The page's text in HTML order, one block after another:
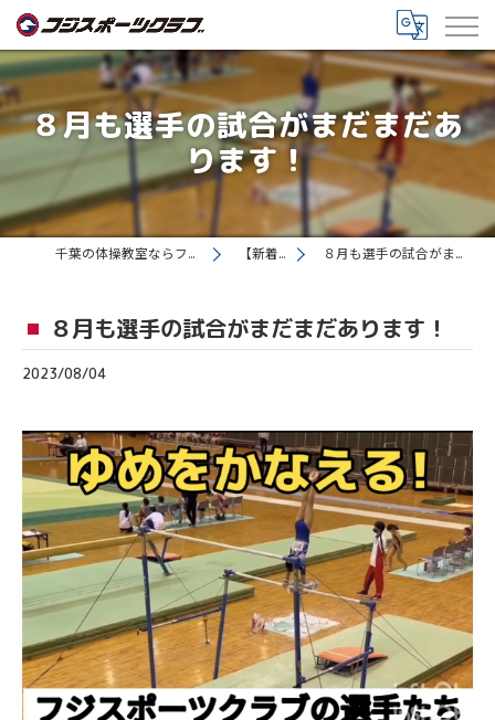
８月も選手の試合がまだまだあ
ります！
千葉の体操教室ならフジスポーツクラブ 【新着情報】 ８月も選手の試合がまだまだあります！
８月も選手の試合がまだまだあります！
2023/08/04